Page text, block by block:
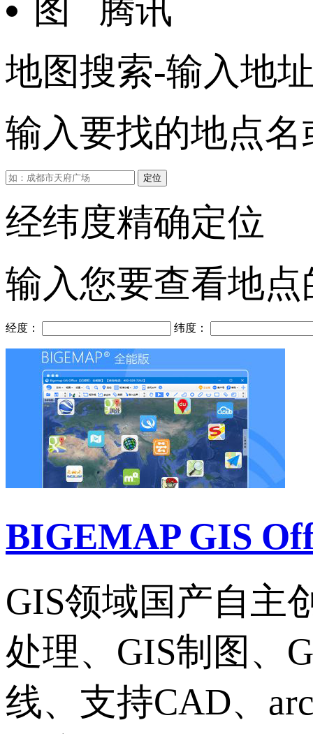
腾讯
地图搜索-输入地
输入要找的地点
定位
经纬度精确定位
输入您要查看地
经度： 纬度：
BIGEMAP GIS
GIS领域国产自主
处理、GIS制图、
线、支持CAD、